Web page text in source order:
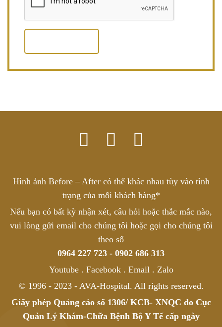
Hình ảnh Before – After có thể khác nhau tùy vào tình
trạng của mỗi khách hàng*
Nếu bạn có bất kỳ nhận xét, câu hỏi hoặc thắc mắc nào,
vui lòng gửi email cho chúng tôi hoặc gọi cho chúng tôi
theo số
0964 227 723 - 0902 686 313
Youtube . Facebook . Email . Zalo
© 1996 - 2023 - AVA-Hospital. All rights reserved.
Giấy phép Quảng cáo số 1306/ KCB- XNQC do Cục
Quản Lý Khám-Chữa Bệnh Bộ Y Tế cấp ngày